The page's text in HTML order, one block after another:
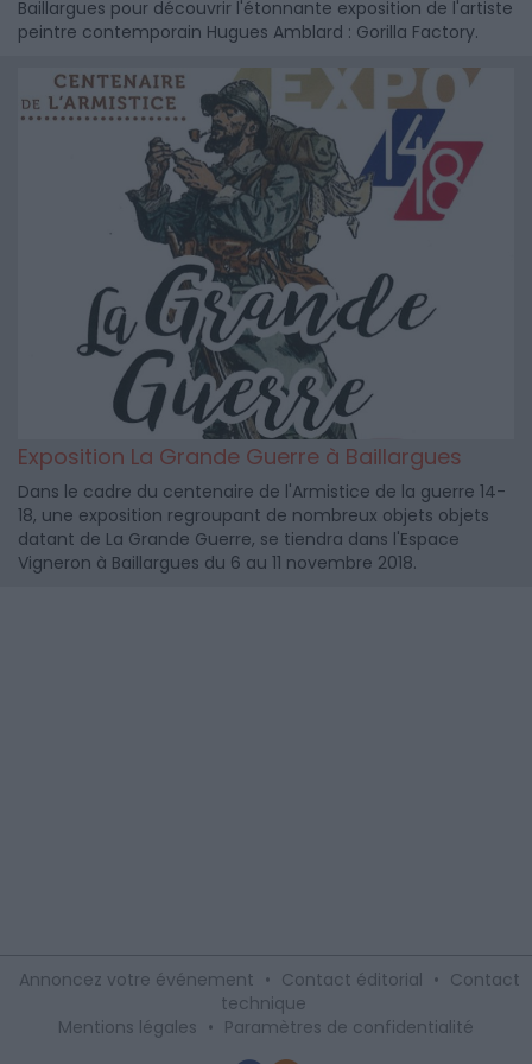
Baillargues pour découvrir l'étonnante exposition de l'artiste
peintre contemporain Hugues Amblard : Gorilla Factory.
Exposition La Grande Guerre à Baillargues
Dans le cadre du centenaire de l'Armistice de la guerre 14-
18, une exposition regroupant de nombreux objets objets
datant de La Grande Guerre, se tiendra dans l'Espace
Vigneron à Baillargues du 6 au 11 novembre 2018.
Annoncez votre événement • Contact éditorial • Contact
technique
Mentions légales • Paramètres de confidentialité